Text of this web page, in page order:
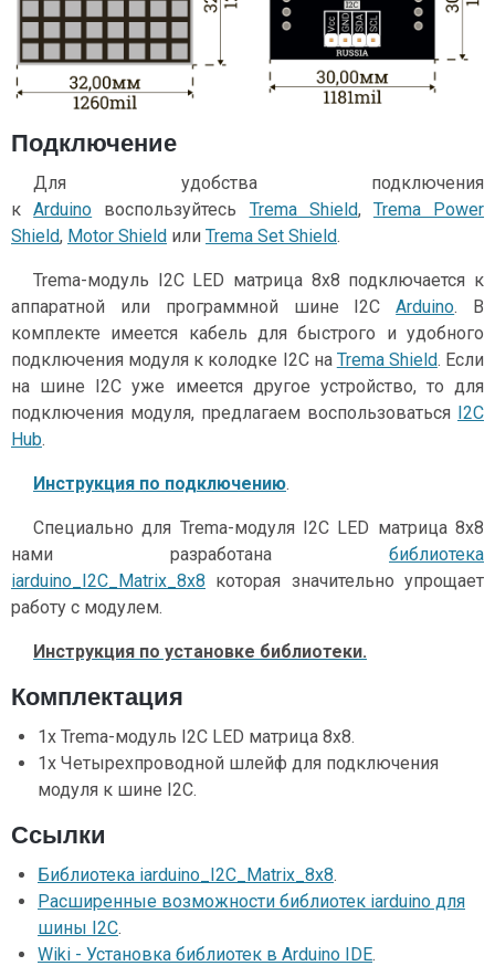
Подключение
Для удобства подключения
кArduino воспользуйтесь Trema Shield, Trema Power
Shield, Motor Shield или Trema Set Shield.
Trema-модуль I2C LED матрица 8x8 подключается к
аппаратной или программной шине I2CArduino. В
комплекте имеется кабель для быстрого и удобного
подключения модуля к колодке I2C на Trema Shield. Если
на шине I2C уже имеется другое устройство, то для
подключения модуля, предлагаем воспользоваться I2C
Hub.
Инструкция по подключению.
Специально для Trema-модуля I2C LED матрица 8x8
нами разработана библиотека
iarduino_I2C_Matrix_8x8 которая значительно упрощает
работу с модулем.
Инструкция по установке библиотеки.
Комплектация
1x Trema-модуль I2C LED матрица 8x8.
1x Четырехпроводной шлейф для подключения
модуля к шине I2C.
Ссылки
Библиотека iarduino_I2C_Matrix_8x8.
Расширенные возможности библиотек iarduino для
шины I2C.
Wiki - Установка библиотек в Arduino IDE.